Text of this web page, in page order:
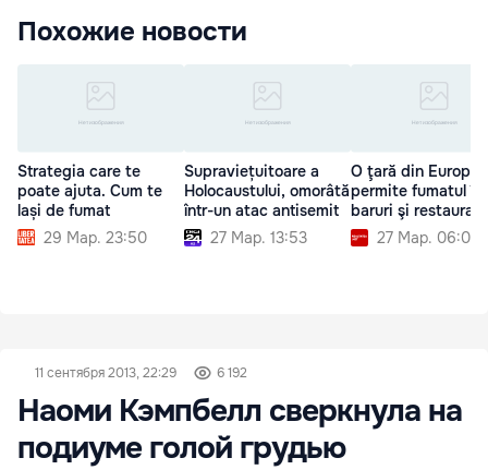
Похожие новости
Strategia care te
poate ajuta. Cum te
lași de fumat
29 Мар. 23:50
Supraviețuitoare a
Holocaustului, omorâtă
într-un atac antisemit
27 Мар. 13:53
O ţară din Europa
permite fumatul în
baruri şi
27 Мар. 06:00
11 сентября 2013, 22:29 6 192
Наоми Кэмпбелл сверкнула на
подиуме голой грудью